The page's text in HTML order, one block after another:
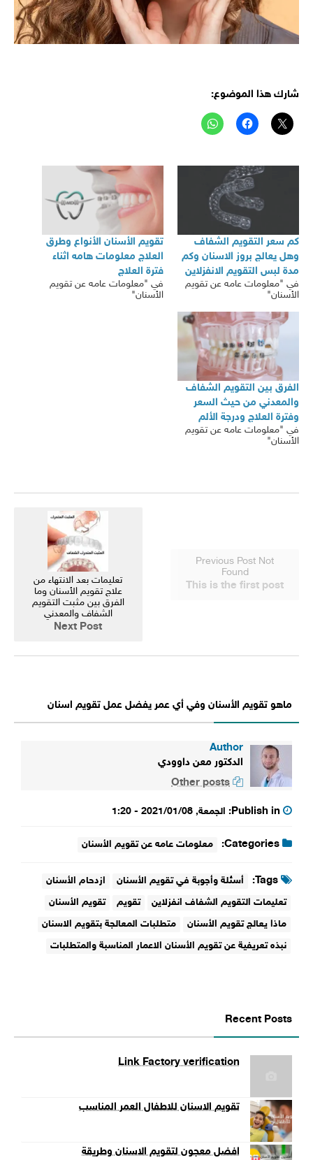
شارك هذا الموضوع:
كم سعر التقويم الشفاف
وهل يعالج بروز الاسنان وكم
مدة لبس التقويم الانفزلاين
في "معلومات عامه عن تقويم
الأسنان"
تقويم الأسنان الأنواع وطرق
العلاج معلومات هامه اثناء
فترة العلاج
في "معلومات عامه عن تقويم
الأسنان"
الفرق بين التقويم الشفاف
والمعدني من حيث السعر
وفترة العلاج ودرجة الألم
في "معلومات عامه عن تقويم
الأسنان"
Previous Post Not
Found
This is the first post
تعليمات بعد الانتهاء من
علاج تقويم الأسنان وما
الفرق بين مثبت التقويم
الشفاف والمعدني
Next Post
ماهو تقويم الأسنان وفي أي عمر يفضل عمل تقويم اسنان
Author
الدكتور معن داوودي
Other posts
Publish in: الجمعة, 2021/01/08 - 1:20
معلومات عامه عن تقويم الأسنان
أسئلة وأجوبة في تقويم الأسنان
ازدحام الأسنان
تعليمات التقويم الشفاف انفزلاين
تقويم
تقويم الأسنان
ماذا يعالج تقويم الأسنان
متطلبات المعالجة بتقويم الاسنان
نبذه تعريفية عن تقويم الأسنان الاعمار المناسبة والمتطلبات
Recent Posts
Link Factory verification
تقويم الاسنان للاطفال العمر المناسب
افضل معجون لتقويم الاسنان وطريقة